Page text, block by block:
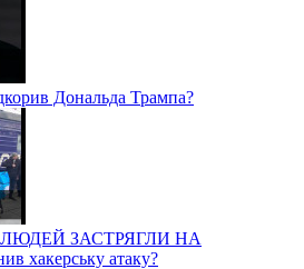
Дональда Трампа?
ЗАСТРЯГЛИ НА
хакерську атаку?